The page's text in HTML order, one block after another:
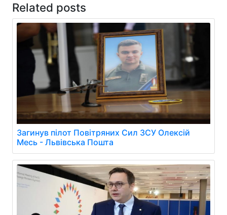
Related posts
Загинув пілот Повітряних Сил ЗСУ Олексій
Месь - Львівська Пошта